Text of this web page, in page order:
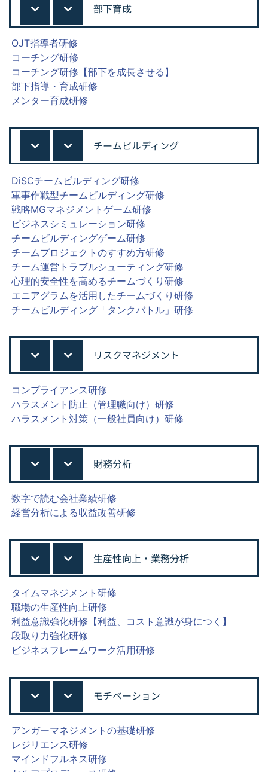
部下育成
OJT指導者研修
コーチング研修
コーチング研修【部下を成長させる】
部下指導・育成研修
メンター育成研修
チームビルディング
DiSCチームビルディング研修
軍事作戦型チームビルディング研修
戦略MGマネジメントゲーム研修
ビジネスシミュレーション研修
チームビルディングゲーム研修
チームプロジェクトのすすめ方研修
チーム運営トラブルシューティング研修
心理的安全性を高めるチームづくり研修
エニアグラムを活用したチームづくり研修
チームビルディング「タンクバトル」研修
リスクマネジメント
コンプライアンス研修
ハラスメント防止（管理職向け）研修
ハラスメント対策（一般社員向け）研修
財務分析
数字で読む会社業績研修
経営分析による収益改善研修
生産性向上・業務分析
タイムマネジメント研修
職場の生産性向上研修
利益意識強化研修【利益、コスト意識が身につく】
段取り力強化研修
ビジネスフレームワーク活用研修
モチベーション
アンガーマネジメントの基礎研修
レジリエンス研修
マインドフルネス研修